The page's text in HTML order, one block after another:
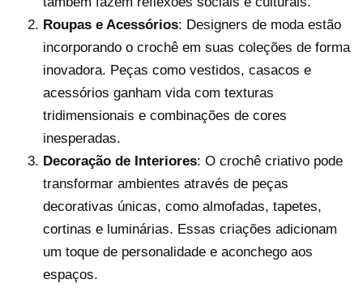
Roupas e Acessórios: Designers de moda estão
incorporando o crochê em suas coleções de forma
inovadora. Peças como vestidos, casacos e
acessórios ganham vida com texturas
tridimensionais e combinações de cores
inesperadas.
Decoração de Interiores: O crochê criativo pode
transformar ambientes através de peças
decorativas únicas, como almofadas, tapetes,
cortinas e luminárias. Essas criações adicionam
um toque de personalidade e aconchego aos
espaços.